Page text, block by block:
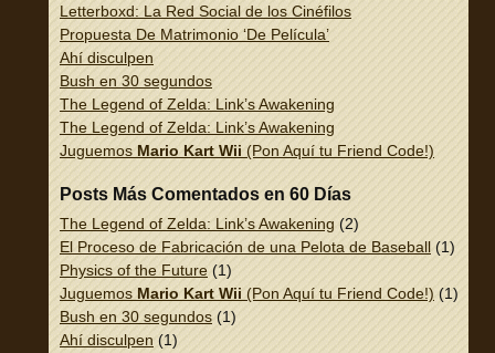
Letterboxd: La Red Social de los Cinéfilos
Propuesta De Matrimonio ‘De Película’
Ahí disculpen
Bush en 30 segundos
The Legend of Zelda: Link’s Awakening
The Legend of Zelda: Link’s Awakening
Juguemos Mario Kart Wii (Pon Aquí tu Friend Code!)
Posts Más Comentados en 60 Días
The Legend of Zelda: Link’s Awakening (2)
El Proceso de Fabricación de una Pelota de Baseball (1)
Physics of the Future (1)
Juguemos Mario Kart Wii (Pon Aquí tu Friend Code!) (1)
Bush en 30 segundos (1)
Ahí disculpen (1)